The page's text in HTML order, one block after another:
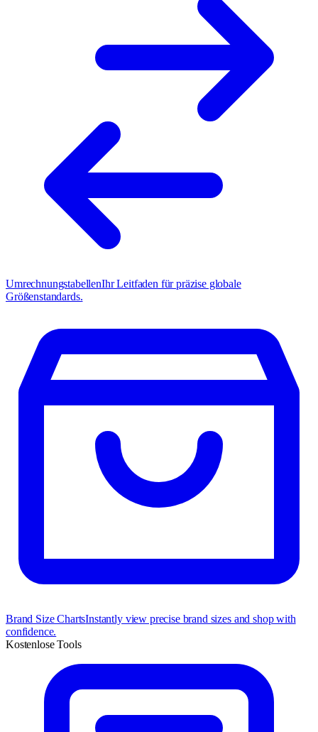
UmrechnungstabellenIhr Leitfaden für präzise globale
Größenstandards.
Brand Size ChartsInstantly view precise brand sizes and shop with
confidence.
Kostenlose Tools